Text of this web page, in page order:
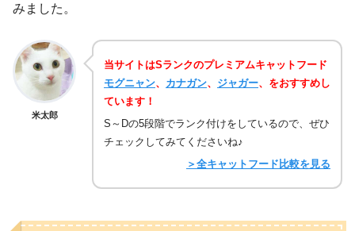
みました。
米太郎
当サイトはSランクのプレミアムキャットフード
モグニャン、 カナガン、 ジャガー、をおすすめし
ています！
S～Dの5段階でランク付けをしているので、ぜひ
チェックしてみてくださいね♪
＞全キャットフード比較を見る